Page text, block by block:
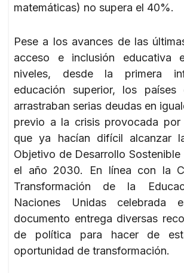
matemáticas) no supera el 40%.
Pese a los avances de las
acceso e inclusión educativa
niveles, desde la primera
educación superior, los
arrastraban serias deudas en
previo a la crisis provocada por
que ya hacían difícil alcanzar
Objetivo de Desarrollo Sostenible
el año 2030. En línea con la
Transformación de la
Naciones Unidas celebrada
documento entrega diversas
de política para hacer de
oportunidad de transformación.